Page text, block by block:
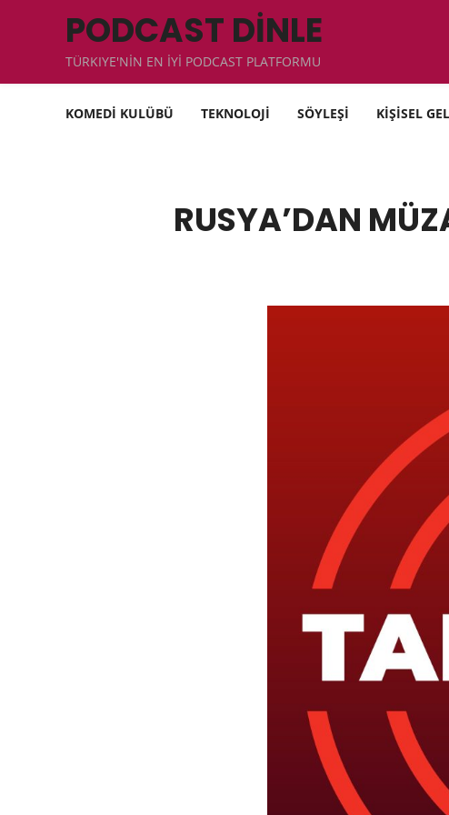
PODCAST DİNLE
TÜRKIYE'NİN EN İYİ PODCAST PLATFORMU
KOMEDİ KULÜBÜ TEKNOLOJİ SÖYLEŞİ KİŞİSEL
RUSYA’DAN